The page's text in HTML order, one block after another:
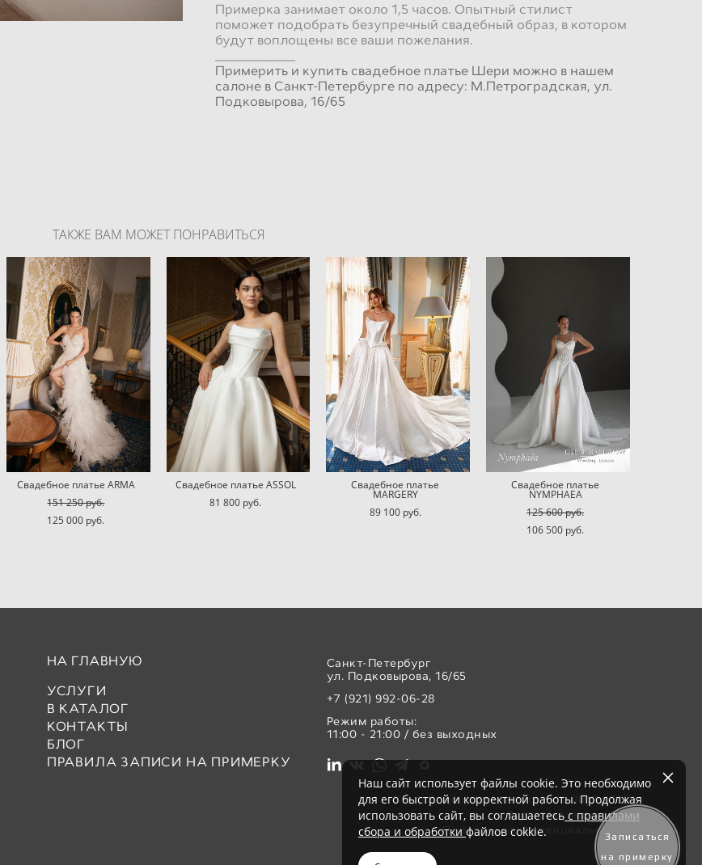
Примерка занимает около 1,5 часов. Опытный стилист
поможет подобрать безупречный свадебный образ, в котором
будут воплощены все ваши пожелания.
___________
Примерить и купить свадебное платье Шери можно в нашем
салоне в Санкт-Петербурге по адресу: М.Петроградская, ул.
Подковырова, 16/65
ТАКЖЕ ВАМ МОЖЕТ ПОНРАВИТЬСЯ
Свадебное платье ARMA
151 250 pуб.
125 000 pуб.
Свадебное платье ASSOL
81 800 pуб.
Свадебное платье
MARGERY
89 100 pуб.
Свадебное платье
NYMPHAEA
125 600 pуб.
106 500 pуб.
НА ГЛАВНУЮ
УСЛУГИ
В КАТАЛОГ
КОНТАКТЫ
БЛОГ
ПРАВИЛА ЗАПИСИ НА ПРИМЕРКУ
Санкт-Петербург
ул. Подковырова, 16/65
+7 (921) 992-06-28
Режим работы:
11:00 - 21:00 / без выходных
Свадебный салон «Аврора» © 2017-2026
Все права защищены
Политика конфиденциальности
Наш сайт использует файлы cookie. Это необходимо
для его быстрой и корректной работы. Продолжая
использовать сайт, вы соглашаетесь с правилами
сбора и обработки файлов cokkie.
Записаться
на примерку